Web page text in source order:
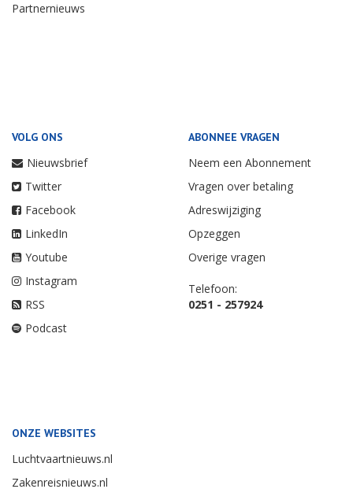
Partnernieuws
VOLG ONS
Nieuwsbrief
Twitter
Facebook
LinkedIn
Youtube
Instagram
RSS
Podcast
ABONNEE VRAGEN
Neem een Abonnement
Vragen over betaling
Adreswijziging
Opzeggen
Overige vragen
Telefoon:
0251 - 257924
ONZE WEBSITES
Luchtvaartnieuws.nl
Zakenreisnieuws.nl